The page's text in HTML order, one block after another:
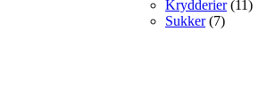
Krydderier (11)
Sukker (7)